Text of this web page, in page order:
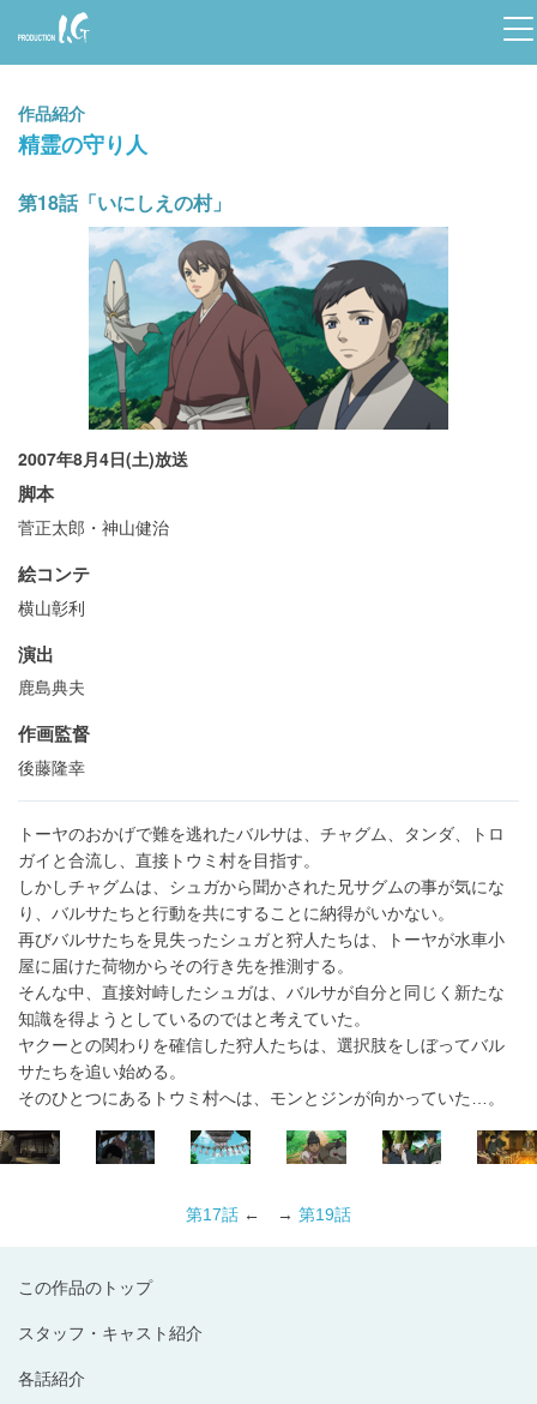
Prod
uctio
n I.G
作品紹介
精霊の守り人
この作品のトップ
スタッフ・キャスト紹介
各話紹介
第18話「いにしえの村」
2007年8月4日(土)放送
脚本
菅正太郎・神山健治
絵コンテ
横山彰利
演出
鹿島典夫
作画監督
後藤隆幸
トーヤのおかげで難を逃れたバルサは、チャグム、タンダ、トロ
ガイと合流し、直接トウミ村を目指す。
しかしチャグムは、シュガから聞かされた兄サグムの事が気にな
り、バルサたちと行動を共にすることに納得がいかない。
再びバルサたちを見失ったシュガと狩人たちは、トーヤが水車小
屋に届けた荷物からその行き先を推測する。
そんな中、直接対峙したシュガは、バルサが自分と同じく新たな
知識を得ようとしているのではと考えていた。
ヤクーとの関わりを確信した狩人たちは、選択肢をしぼってバル
サたちを追い始める。
そのひとつにあるトウミ村へは、モンとジンが向かっていた…。
第17話 ← → 第19話